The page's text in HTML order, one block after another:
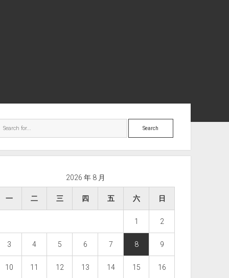
Search
2026 年 8 月
一 二 三 四 五 六 日
1 2
3 4 5 6 7 8 9
10 11 12 13 14 15 16